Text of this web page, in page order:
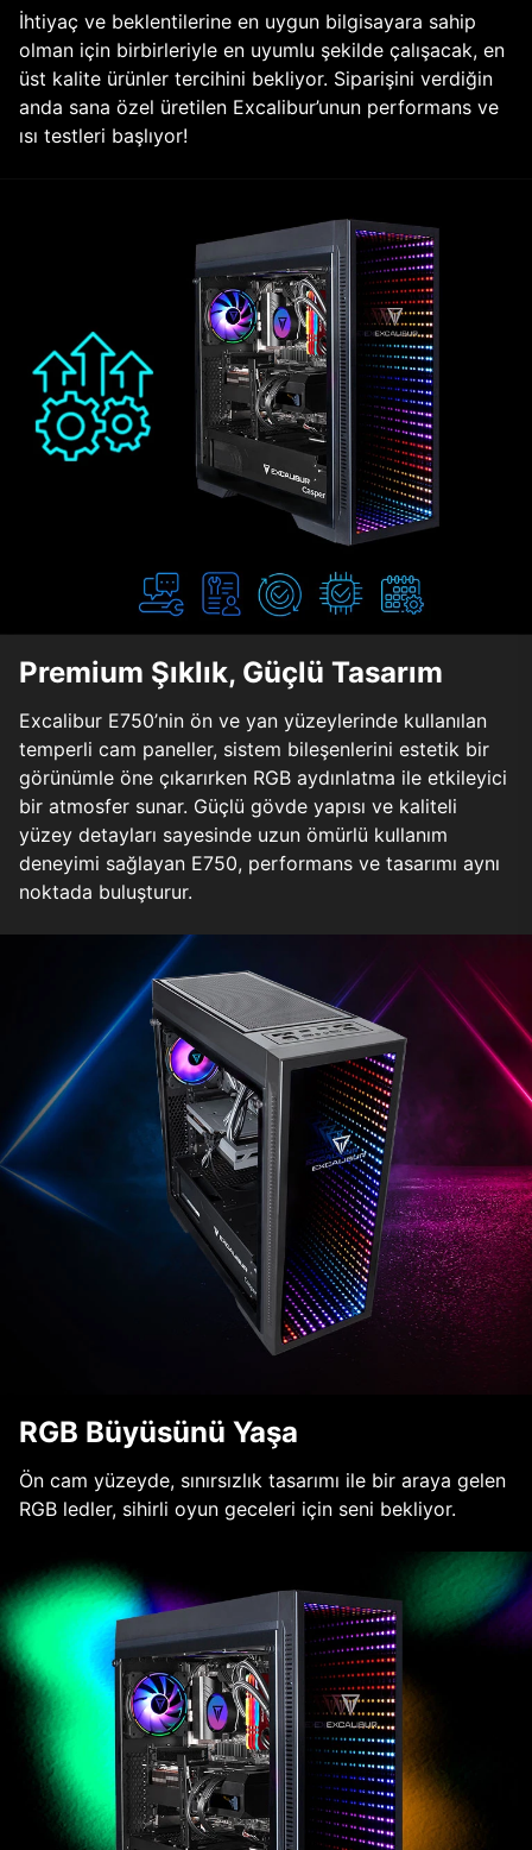
İhtiyaç ve beklentilerine en uygun bilgisayara sahip
olman için birbirleriyle en uyumlu şekilde çalışacak, en
üst kalite ürünler tercihini bekliyor. Siparişini verdiğin
anda sana özel üretilen Excalibur’unun performans ve
ısı testleri başlıyor!
Premium Şıklık, Güçlü Tasarım
Excalibur E750’nin ön ve yan yüzeylerinde kullanılan
temperli cam paneller, sistem bileşenlerini estetik bir
görünümle öne çıkarırken RGB aydınlatma ile etkileyici
bir atmosfer sunar. Güçlü gövde yapısı ve kaliteli
yüzey detayları sayesinde uzun ömürlü kullanım
deneyimi sağlayan E750, performans ve tasarımı aynı
noktada buluşturur.
RGB Büyüsünü Yaşa
Ön cam yüzeyde, sınırsızlık tasarımı ile bir araya gelen
RGB ledler, sihirli oyun geceleri için seni bekliyor.